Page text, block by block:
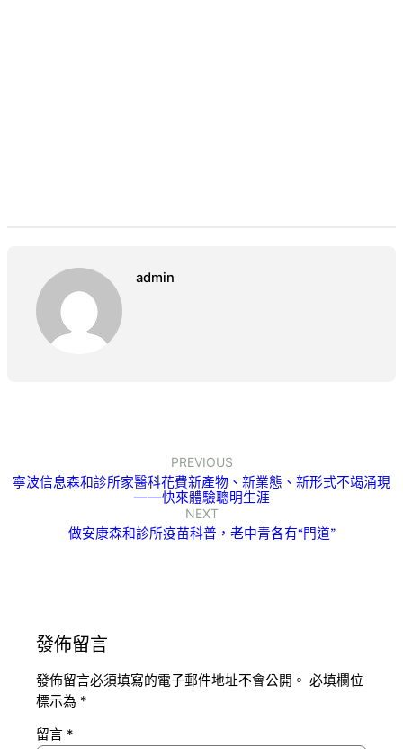
admin
PREVIOUS
寧波信息森和診所家醫科花費新產物、新業態、新形式不竭涌現
——快來體驗聰明生涯
NEXT
做安康森和診所疫苗科普，老中青各有“門道”
發佈留言
發佈留言必須填寫的電子郵件地址不會公開。 必填欄位
標示為 *
留言 *